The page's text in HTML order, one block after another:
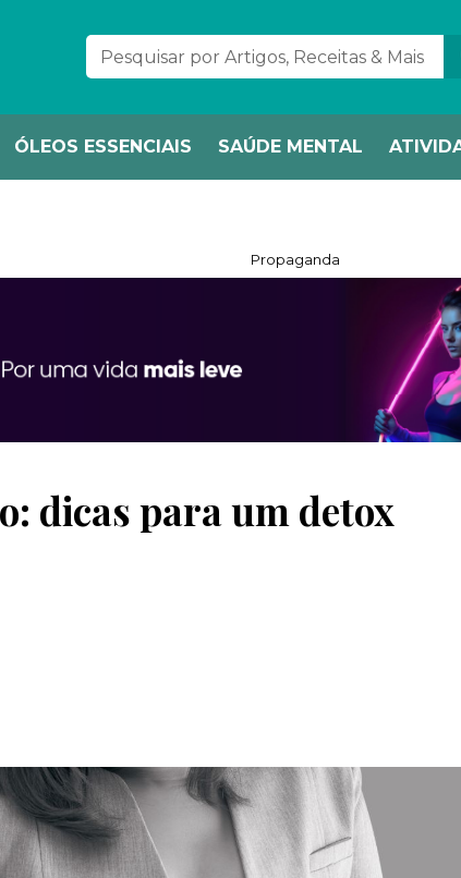
ÓLEOS ESSENCIAIS SAÚDE MENTAL
Propaganda
dicas para um detox